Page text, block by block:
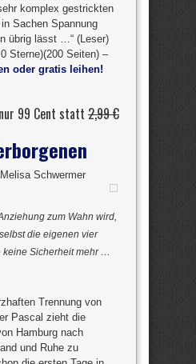
komplex gestrickten
Sachen Spannung
übrig lässt …“ (Leser)
Sterne)(200 Seiten) –
oder gratis leihen!
99 Cent statt 2,99 €
Schwermer
zum Wahn wird,
die eigenen vier
keine Sicherheit mehr …
Trennung von
Pascal zieht die
Hamburg nach
und Ruhe zu